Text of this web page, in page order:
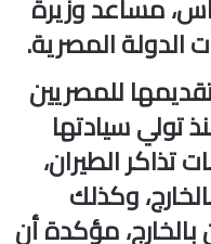
الدولة المصرية.
للمصريين
تولي سيادتها
تذاكر الطيران،
وكذلك
مؤكدة أن